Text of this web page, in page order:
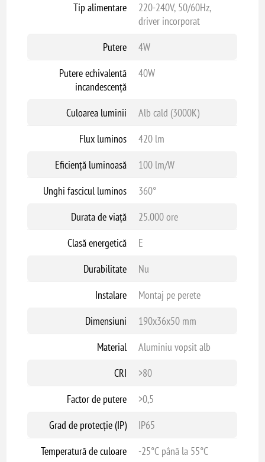
Tip alimentare
220-240V, 50/60Hz,
driver incorporat
Putere
4W
Putere echivalentă
incandescență
40W
Culoarea luminii
Alb cald (3000K)
Flux luminos
420 lm
Eficiență luminoasă
100 lm/W
Unghi fascicul luminos
360°
Durata de viață
25.000 ore
Clasă energetică
E
Durabilitate
Nu
Instalare
Montaj pe perete
Dimensiuni
190x36x50 mm
Material
Aluminiu vopsit alb
CRI
>80
Factor de putere
>0,5
Grad de protecție (IP)
IP65
Temperatură de culoare
-25°C până la 55°C